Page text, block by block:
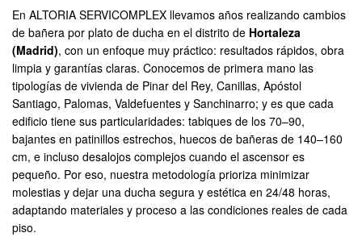
En ALTORIA SERVICOMPLEX llevamos años realizando cambios
de bañera por plato de ducha en el distrito de Hortaleza
(Madrid), con un enfoque muy práctico: resultados rápidos, obra
limpia y garantías claras. Conocemos de primera mano las
tipologías de vivienda de Pinar del Rey, Canillas, Apóstol
Santiago, Palomas, Valdefuentes y Sanchinarro; y es que cada
edificio tiene sus particularidades: tabiques de los 70–90,
bajantes en patinillos estrechos, huecos de bañeras de 140–160
cm, e incluso desalojos complejos cuando el ascensor es
pequeño. Por eso, nuestra metodología prioriza minimizar
molestias y dejar una ducha segura y estética en 24/48 horas,
adaptando materiales y proceso a las condiciones reales de cada
piso.